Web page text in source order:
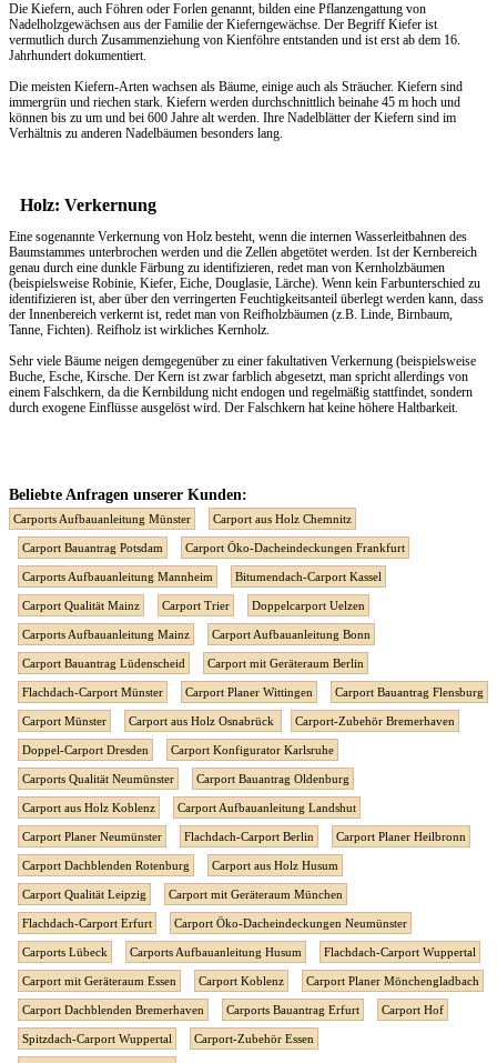
Die Kiefern, auch Föhren oder Forlen genannt, bilden eine Pflanzengattung von
Nadelholzgewächsen aus der Familie der Kieferngewächse. Der Begriff Kiefer ist
vermutlich durch Zusammenziehung von Kienföhre entstanden und ist erst ab dem 16.
Jahrhundert dokumentiert.
Die meisten Kiefern-Arten wachsen als Bäume, einige auch als Sträucher. Kiefern sind
immergrün und riechen stark. Kiefern werden durchschnittlich beinahe 45 m hoch und
können bis zu um und bei 600 Jahre alt werden. Ihre Nadelblätter der Kiefern sind im
Verhältnis zu anderen Nadelbäumen besonders lang.
Holz: Verkernung
Eine sogenannte Verkernung von Holz besteht, wenn die internen Wasserleitbahnen des
Baumstammes unterbrochen werden und die Zellen abgetötet werden. Ist der Kernbereich
genau durch eine dunkle Färbung zu identifizieren, redet man von Kernholzbäumen
(beispielsweise Robinie, Kiefer, Eiche, Douglasie, Lärche). Wenn kein Farbunterschied zu
identifizieren ist, aber über den verringerten Feuchtigkeitsanteil überlegt werden kann, dass
der Innenbereich verkernt ist, redet man von Reifholzbäumen (z.B. Linde, Birnbaum,
Tanne, Fichten). Reifholz ist wirkliches Kernholz.
Sehr viele Bäume neigen demgegenüber zu einer fakultativen Verkernung (beispielsweise
Buche, Esche, Kirsche. Der Kern ist zwar farblich abgesetzt, man spricht allerdings von
einem Falschkern, da die Kernbildung nicht endogen und regelmäßig stattfindet, sondern
durch exogene Einflüsse ausgelöst wird. Der Falschkern hat keine höhere Haltbarkeit.
Beliebte Anfragen unserer Kunden:
Carports Aufbauanleitung Münster Carport aus Holz Chemnitz
Carport Bauantrag Potsdam Carport Öko-Dacheindeckungen Frankfurt
Carports Aufbauanleitung Mannheim Bitumendach-Carport Kassel
Carport Qualität Mainz Carport Trier Doppelcarport Uelzen
Carports Aufbauanleitung Mainz Carport Aufbauanleitung Bonn
Carport Bauantrag Lüdenscheid Carport mit Geräteraum Berlin
Flachdach-Carport Münster Carport Planer Wittingen Carport Bauantrag Flensburg
Carport Münster Carport aus Holz Osnabrück Carport-Zubehör Bremerhaven
Doppel-Carport Dresden Carport Konfigurator Karlsruhe
Carports Qualität Neumünster Carport Bauantrag Oldenburg
Carport aus Holz Koblenz Carport Aufbauanleitung Landshut
Carport Planer Neumünster Flachdach-Carport Berlin Carport Planer Heilbronn
Carport Dachblenden Rotenburg Carport aus Holz Husum
Carport Qualität Leipzig Carport mit Geräteraum München
Flachdach-Carport Erfurt Carport Öko-Dacheindeckungen Neumünster
Carports Lübeck Carports Aufbauanleitung Husum Flachdach-Carport Wuppertal
Carport mit Geräteraum Essen Carport Koblenz Carport Planer Mönchengladbach
Carport Dachblenden Bremerhaven Carports Bauantrag Erfurt Carport Hof
Spitzdach-Carport Wuppertal Carport-Zubehör Essen